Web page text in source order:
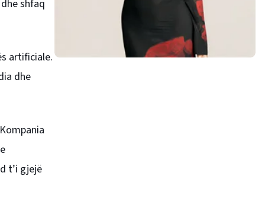
shfaq
artificiale.
dhe
t’i gjejë